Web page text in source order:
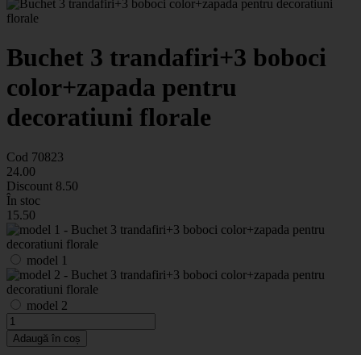
Buchet 3 trandafiri+3 boboci
color+zapada pentru
decoratiuni florale
Cod 70823
24.00
Discount 8.50
În stoc
15.50
model 1
model 2
Adaugă în coș